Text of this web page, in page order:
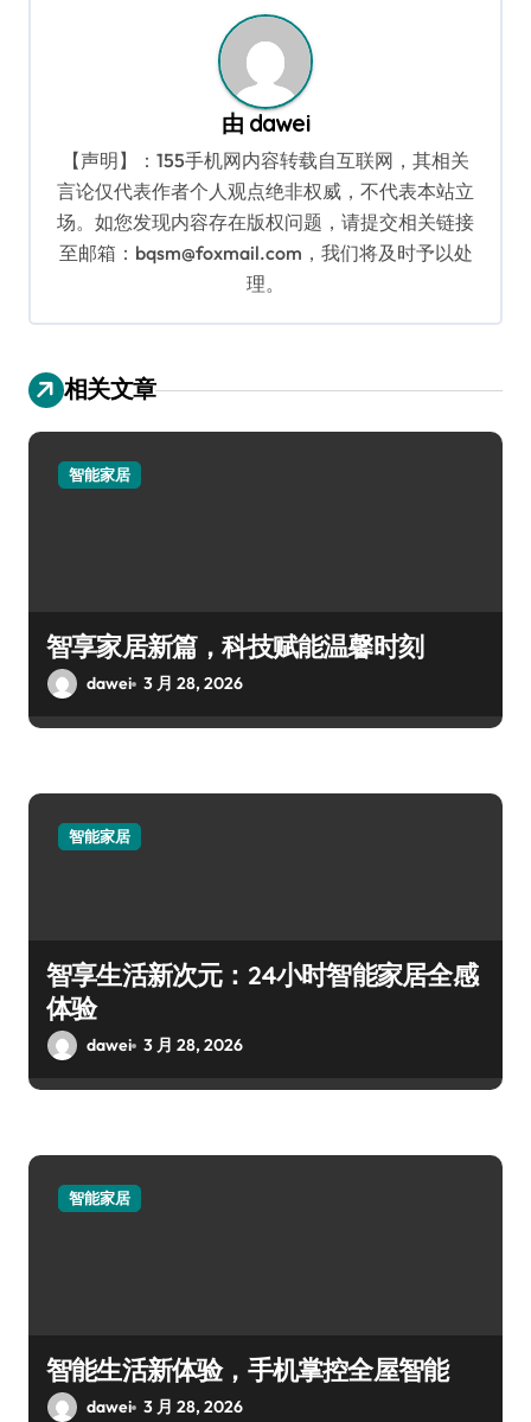
由 dawei
【声明】：155手机网内容转载自互联网，其相关
言论仅代表作者个人观点绝非权威，不代表本站立
场。如您发现内容存在版权问题，请提交相关链接
至邮箱：bqsm@foxmail.com，我们将及时予以处
理。
相关文章
智能家居
智享家居新篇，科技赋能温馨时刻
dawei 3 月 28, 2026
智能家居
智享生活新次元：24小时智能家居全感
体验
dawei 3 月 28, 2026
智能家居
智能生活新体验，手机掌控全屋智能
dawei 3 月 28, 2026